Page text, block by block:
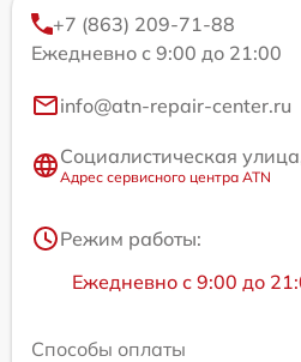
+7 (863) 209-71-88
Ежедневно с 9:00 до 21:00
info@atn-repair-center.ru
Социалистическая
Адрес сервисного центра ATN
Режим работы:
Ежедневно с 9:00 до
Способы оплаты